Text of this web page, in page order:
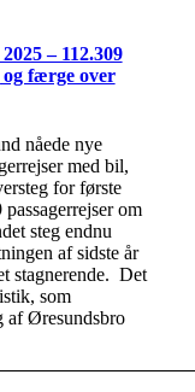
– 112.309
og færge over
nåede nye
med bil,
for første
om
steg endnu
af sidste år
stagnerende. Det
som
af Øresundsbro